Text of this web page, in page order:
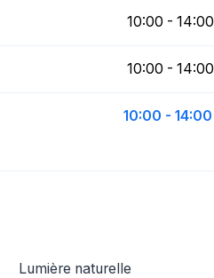
10:00 - 14:00
10:00 - 14:00
10:00 - 14:00
Lumière naturelle